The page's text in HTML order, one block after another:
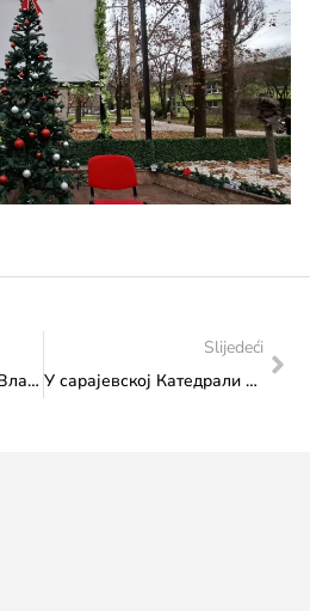
Честитка министрице Влаисављевић Федералном министарству науке и образовања
Slijedeći
У сарајевској Катедрали одржан свечани Божићни концерт